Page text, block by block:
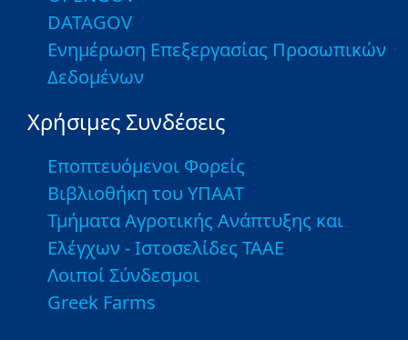
DATAGOV
Ενημέρωση Επεξεργασίας Προσωπικών
Δεδομένων
Χρήσιμες Συνδέσεις
Εποπτευόμενοι Φορείς
Βιβλιοθήκη του ΥΠΑΑΤ
Τμήματα Αγροτικής Ανάπτυξης και
Ελέγχων - Ιστοσελίδες ΤΑΑΕ
Λοιποί Σύνδεσμοι
Greek Farms